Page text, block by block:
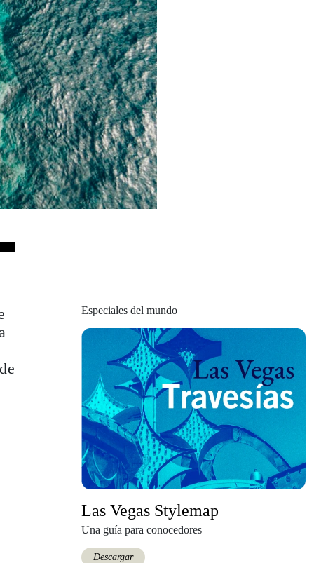
Especiales del mundo
Las Vegas Stylemap
Una guía para conocedores
Descargar